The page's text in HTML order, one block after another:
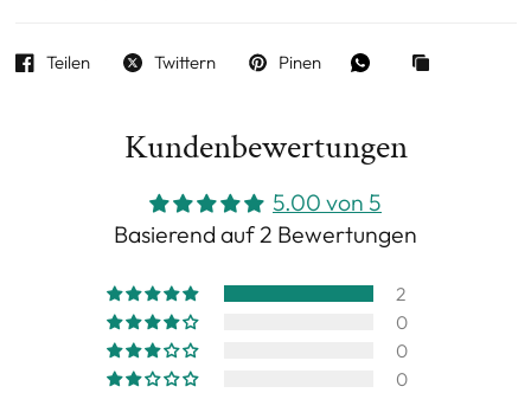
Teilen Twittern Pinen
Kundenbewertungen
5.00 von 5
Basierend auf 2 Bewertungen
2
0
0
0